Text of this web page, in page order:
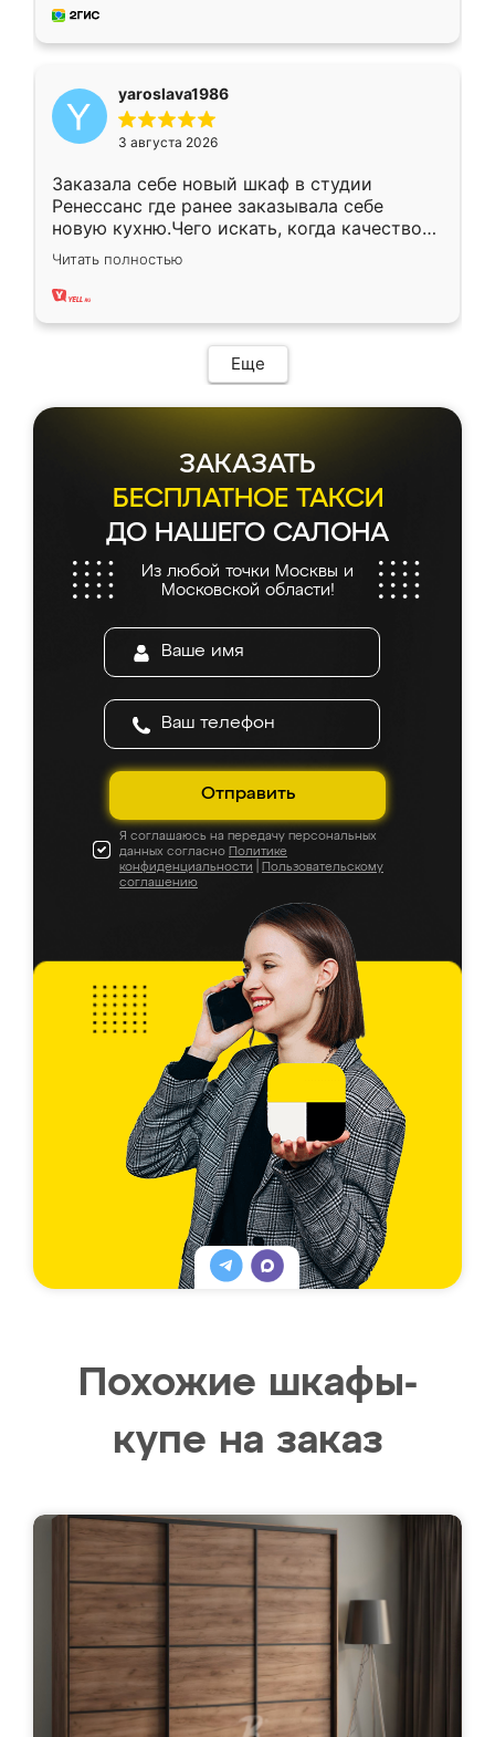
мебель за качественную работу!
yaroslava1986
3 августа 2026
Заказала себе новый шкаф в студии
Ренессанс где ранее заказывала себе
новую кухню.Чего искать, когда качеством
вполне довольна. Служит кухня уже почти
два года, нареканий нет.
Читать полностью
Еще
ЗАКАЗАТЬ
БЕСПЛАТНОЕ ТАКСИ
ДО НАШЕГО САЛОНА
Из любой точки Москвы и
Московской области!
Отправить
Я соглашаюсь на передачу персональных
данных согласно Политике
конфиденциальности
Пользовательскому
соглашению
Похожие шкафы-
купе на заказ